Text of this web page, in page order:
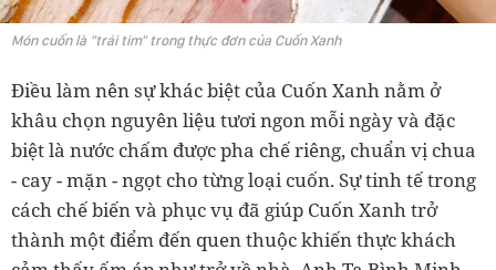
Món cuốn là "trái tim" trong thực đơn của Cuốn Xanh
Điều làm nên sự khác biệt của Cuốn Xanh nằm ở
khâu chọn nguyên liệu tươi ngon mỗi ngày và đặc
biệt là nước chấm được pha chế riêng, chuẩn vị chua
- cay - mặn - ngọt cho từng loại cuốn. Sự tinh tế trong
cách chế biến và phục vụ đã giúp Cuốn Xanh trở
thành một điểm đến quen thuộc khiến thực khách